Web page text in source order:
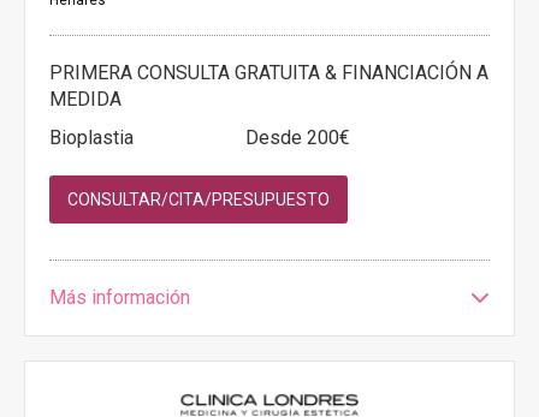
PRIMERA CONSULTA GRATUITA & FINANCIACIÓN A
MEDIDA
Bioplastia
Desde 200€
CONSULTAR/CITA/PRESUPUESTO
Más información